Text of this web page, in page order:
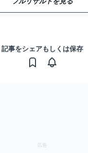
記事をシェアもしくは保存